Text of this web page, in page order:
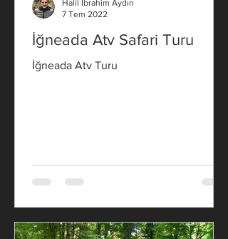
İğneada Atv Safari Turu
İğneada Atv Turu
Halil İbrahim Aydın
7 Tem 2022